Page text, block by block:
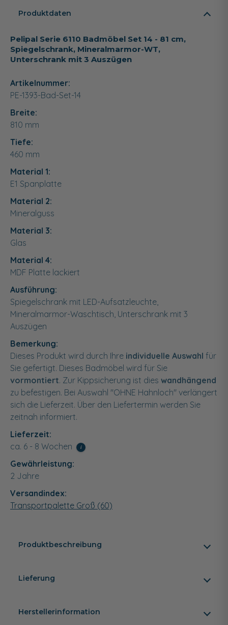
Produktdaten
Pelipal Serie 6110 Badmöbel Set 14 - 81 cm,
Spiegelschrank, Mineralmarmor-WT,
Unterschrank mit 3 Auszügen
Artikelnummer:
PE-1393-Bad-Set-14
Breite:
810 mm
Tiefe:
460 mm
Material 1:
E1 Spanplatte
Material 2:
Mineralguss
Material 3:
Glas
Material 4:
MDF Platte lackiert
Ausführung:
Spiegelschrank mit LED-Aufsatzleuchte,
Mineralmarmor-Waschtisch, Unterschrank mit 3
Auszügen
Bemerkung:
Dieses Produkt wird durch Ihre individuelle Auswahl für
Sie gefertigt. Dieses Badmöbel wird für Sie
vormontiert. Zur Kippsicherung ist dies wandhängend
zu befestigen. Bei Auswahl "OHNE Hahnloch" verlängert
sich die Lieferzeit. Über den Liefertermin werden Sie
zeitnah informiert.
Lieferzeit:
ca. 6 - 8 Wochen
i
Gewährleistung:
2 Jahre
Versandindex:
Transportpalette Groß (60)
Produktbeschreibung
Lieferung
Herstellerinformation